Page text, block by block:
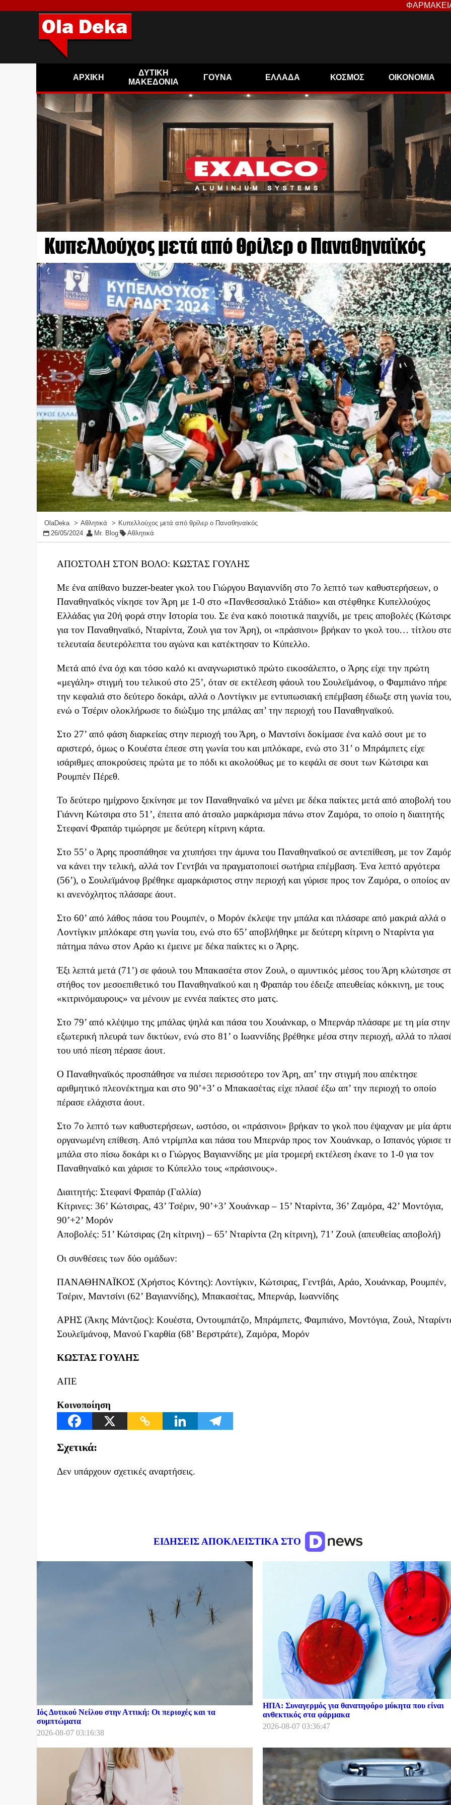
ΑΡΧΙΚΗ
ΔΥΤΙΚΗ
ΜΑΚΕΔΟΝΙΑ
ΓΟΥΝΑ ΕΛΛΑΔΑ ΚΟΣΜΟΣ ΟΙΚΟΝΟΜΙΑ
Κυπελλούχος μετά από θρίλερ ο Παναθηναϊκός
OlaDeka Αθλητικά
Κυπελλούχος μετά από θρίλερ ο Παναθηναϊκός
26/05/2024
Mr. Blog Αθλητικά
ΑΠΟΣΤΟΛΗ ΣΤΟΝ ΒΟΛΟ: ΚΩΣΤΑΣ ΓΟΥΛΗΣ
Με ένα απίθανο buzzer-beater γκολ του Γιώργου Βαγιαννίδη στο 7ο λεπτό των καθυστερήσεων, ο
Παναθηναϊκός νίκησε τον Άρη με 1-0 στο «Πανθεσσαλικό Στάδιο» και στέφθηκε Κυπελλούχος
Ελλάδας για 20ή φορά στην Ιστορία του. Σε ένα κακό ποιοτικά παιχνίδι, με τρεις αποβολές
για τον Παναθηναϊκό, Νταρίντα, Ζουλ για τον Άρη), οι «πράσινοι» βρήκαν το γκολ του… τίτλου
τελευταία δευτερόλεπτα του αγώνα και κατέκτησαν το Κύπελλο.
Μετά από ένα όχι και τόσο καλό κι αναγνωριστικό πρώτο εικοσάλεπτο, ο Άρης είχε την πρώτη
«μεγάλη» στιγμή του τελικού στο 25’, όταν σε εκτέλεση φάουλ του Σουλεϊμάνοφ, ο Φαμπιάνο πήρε
την κεφαλιά στο δεύτερο δοκάρι, αλλά ο Λοντίγκιν με εντυπωσιακή επέμβαση έδιωξε στη γωνία του,
ενώ ο Τσέριν ολοκλήρωσε το διώξιμο της μπάλας απ’ την περιοχή του Παναθηναϊκού.
Στο 27’ από φάση διαρκείας στην περιοχή του Άρη, ο Μαντσίνι δοκίμασε ένα καλό σουτ με το
αριστερό, όμως ο Κουέστα έπεσε στη γωνία του και μπλόκαρε, ενώ στο 31’ ο Μπράμπετς είχε
ισάριθμες αποκρούσεις πρώτα με το πόδι κι ακολούθως με το κεφάλι σε σουτ των Κώτσιρα και
Ρουμπέν Πέρεθ.
Το δεύτερο ημίχρονο ξεκίνησε με τον Παναθηναϊκό να μένει με δέκα παίκτες μετά από αποβολή του
Γιάννη Κώτσιρα στο 51’, έπειτα από άτσαλο μαρκάρισμα πάνω στον Ζαμόρα, το οποίο η διαιτητής
Στεφανί Φραπάρ τιμώρησε με δεύτερη κίτρινη κάρτα.
Στο 55’ ο Άρης προσπάθησε να χτυπήσει την άμυνα του Παναθηναϊκού σε αντεπίθεση, με τον
να κάνει την τελική, αλλά τον Γεντβάι να πραγματοποιεί σωτήρια επέμβαση. Ένα λεπτό αργότερα
(56’), ο Σουλεϊμάνοφ βρέθηκε αμαρκάριστος στην περιοχή και γύρισε προς τον Ζαμόρα, ο οποίος αν
κι ανενόχλητος πλάσαρε άουτ.
Στο 60’ από λάθος πάσα του Ρουμπέν, ο Μορόν έκλεψε την μπάλα και πλάσαρε από μακριά αλλά ο
Λοντίγκιν μπλόκαρε στη γωνία του, ενώ στο 65’ αποβλήθηκε με δεύτερη κίτρινη ο Νταρίντα για
πάτημα πάνω στον Αράο κι έμεινε με δέκα παίκτες κι ο Άρης.
Έξι λεπτά μετά (71’) σε φάουλ του Μπακασέτα στον Ζουλ, ο αμυντικός μέσος του Άρη κλώτσησε
στήθος τον μεσοεπιθετικό του Παναθηναϊκού και η Φραπάρ του έδειξε απευθείας κόκκινη, με τους
«κιτρινόμαυρους» να μένουν με εννέα παίκτες στο ματς.
Στο 79’ από κλέψιμο της μπάλας ψηλά και πάσα του Χουάνκαρ, ο Μπερνάρ πλάσαρε με τη μία στην
εξωτερική πλευρά των δικτύων, ενώ στο 81’ ο Ιωαννίδης βρέθηκε μέσα στην περιοχή, αλλά το
του υπό πίεση πέρασε άουτ.
Ο Παναθηναϊκός προσπάθησε να πιέσει περισσότερο τον Άρη, απ’ την στιγμή που απέκτησε
αριθμητικό πλεονέκτημα και στο 90’+3’ ο Μπακασέτας είχε πλασέ έξω απ’ την περιοχή το οποίο
πέρασε ελάχιστα άουτ.
Στο 7ο λεπτό των καθυστερήσεων, ωστόσο, οι «πράσινοι» βρήκαν το γκολ που έψαχναν με μία
οργανωμένη επίθεση. Από ντρίμπλα και πάσα του Μπερνάρ προς τον Χουάνκαρ, ο Ισπανός γύρισε
μπάλα στο πίσω δοκάρι κι ο Γιώργος Βαγιαννίδης με μία τρομερή εκτέλεση έκανε το 1-0 για τον
Παναθηναϊκό και χάρισε το Κύπελλο τους «πράσινους».
Διαιτητής: Στεφανί Φραπάρ (Γαλλία)
Κίτρινες: 36’ Κώτσιρας, 43’ Τσέριν, 90’+3’ Χουάνκαρ – 15’ Νταρίντα, 36’ Ζαμόρα, 42’ Μοντόγια,
90’+2’ Μορόν
Αποβολές: 51’ Κώτσιρας (2η κίτρινη) – 65’ Νταρίντα (2η κίτρινη), 71’ Ζουλ (απευθείας αποβολή)
Οι συνθέσεις των δύο ομάδων:
ΠΑΝΑΘΗΝΑΪΚΟΣ (Χρήστος Κόντης): Λοντίγκιν, Κώτσιρας, Γεντβάι, Αράο, Χουάνκαρ, Ρουμπέν,
Τσέριν, Μαντσίνι (62’ Βαγιαννίδης), Μπακασέτας, Μπερνάρ, Ιωαννίδης
ΑΡΗΣ (Άκης Μάντζιος): Κουέστα, Οντουμπάτζο, Μπράμπετς, Φαμπιάνο, Μοντόγια, Ζουλ,
Σουλεϊμάνοφ, Μανού Γκαρθία (68’ Βερστράτε), Ζαμόρα, Μορόν
ΚΩΣΤΑΣ ΓΟΥΛΗΣ
ΑΠΕ
Κοινοποίηση
Σχετικά:
Δεν υπάρχουν σχετικές αναρτήσεις.
ΕΙΔΗΣΕΙΣ ΑΠΟΚΛΕΙΣΤΙΚΑ ΣΤΟ
Ιός Δυτικού Νείλου στην Αττική: Οι περιοχές και τα
συμπτώματα
2026-08-07 03:16:38
ΗΠΑ: Συναγερμός για θανατηφόρο μύκητα που είναι
ανθεκτικός στα φάρμακα
2026-08-07 03:36:47